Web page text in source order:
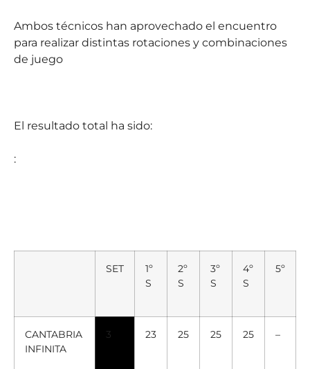
Ambos técnicos han aprovechado el encuentro
para realizar distintas rotaciones y combinaciones
de juego
El resultado total ha sido:
:
SET
1º
S
2º
S
3º
S
4º
S
5º
CANTABRIA
INFINITA
3 23 25 25 25 –